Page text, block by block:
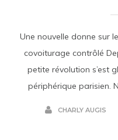
Une nouvelle donne sur
covoiturage contrôlé
petite révolution s’est
périphérique parisien.
CHARLY AUGIS